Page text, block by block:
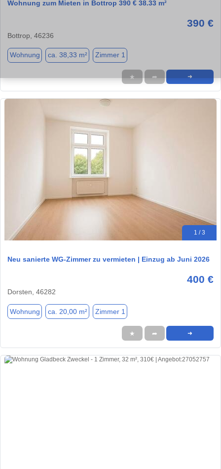
Wohnung zum Mieten in Bottrop 390 € 38.33 m²
390 €
Bottrop, 46236
Wohnung ca. 38,33 m² Zimmer 1
★ ➦ ➜
1 / 3
Neu sanierte WG‑Zimmer zu vermieten | Einzug ab Juni 2026
400 €
Dorsten, 46282
Wohnung ca. 20,00 m² Zimmer 1
★ ➦ ➜